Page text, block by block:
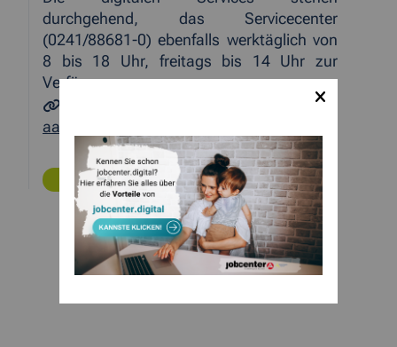
durchgehend, das Servicecenter
(0241/88681-0) ebenfalls werktäglich von
8 bis 18 Uhr, freitags bis 14 Uhr zur
Verfügung.
https://www.jobcenter-staedteregion-
aachen.de/service/
ZURÜCK